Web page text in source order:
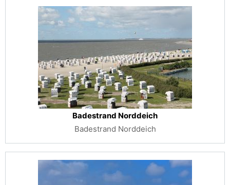
Badestrand Norddeich
Badestrand Norddeich